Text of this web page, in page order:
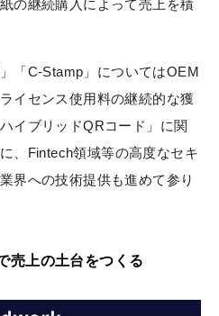
の継続購入によって売上を積
「C-Stamp」についてはOEM
イセンス使用料の継続的な獲
イブリッドQRコード」に関
、Fintech領域等の高度なセキ
界への技術提供も進めて参り
売上の土台をつくる